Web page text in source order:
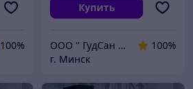
100%
Купить
ООО " ГудСан " сантехника, отопление
100%
г. Минск